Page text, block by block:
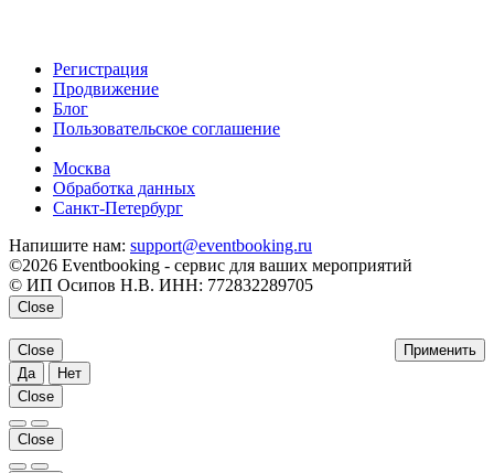
Регистрация
Продвижение
Блог
Пользовательское соглашение
Москва
Обработка данных
Санкт-Петербург
Напишите нам: support@eventbooking.ru
©2026 Eventbooking - сервис для ваших мероприятий
© ИП Осипов Н.В. ИНН: 772832289705
Close
Применить
Close
Да
Нет
Close
Close